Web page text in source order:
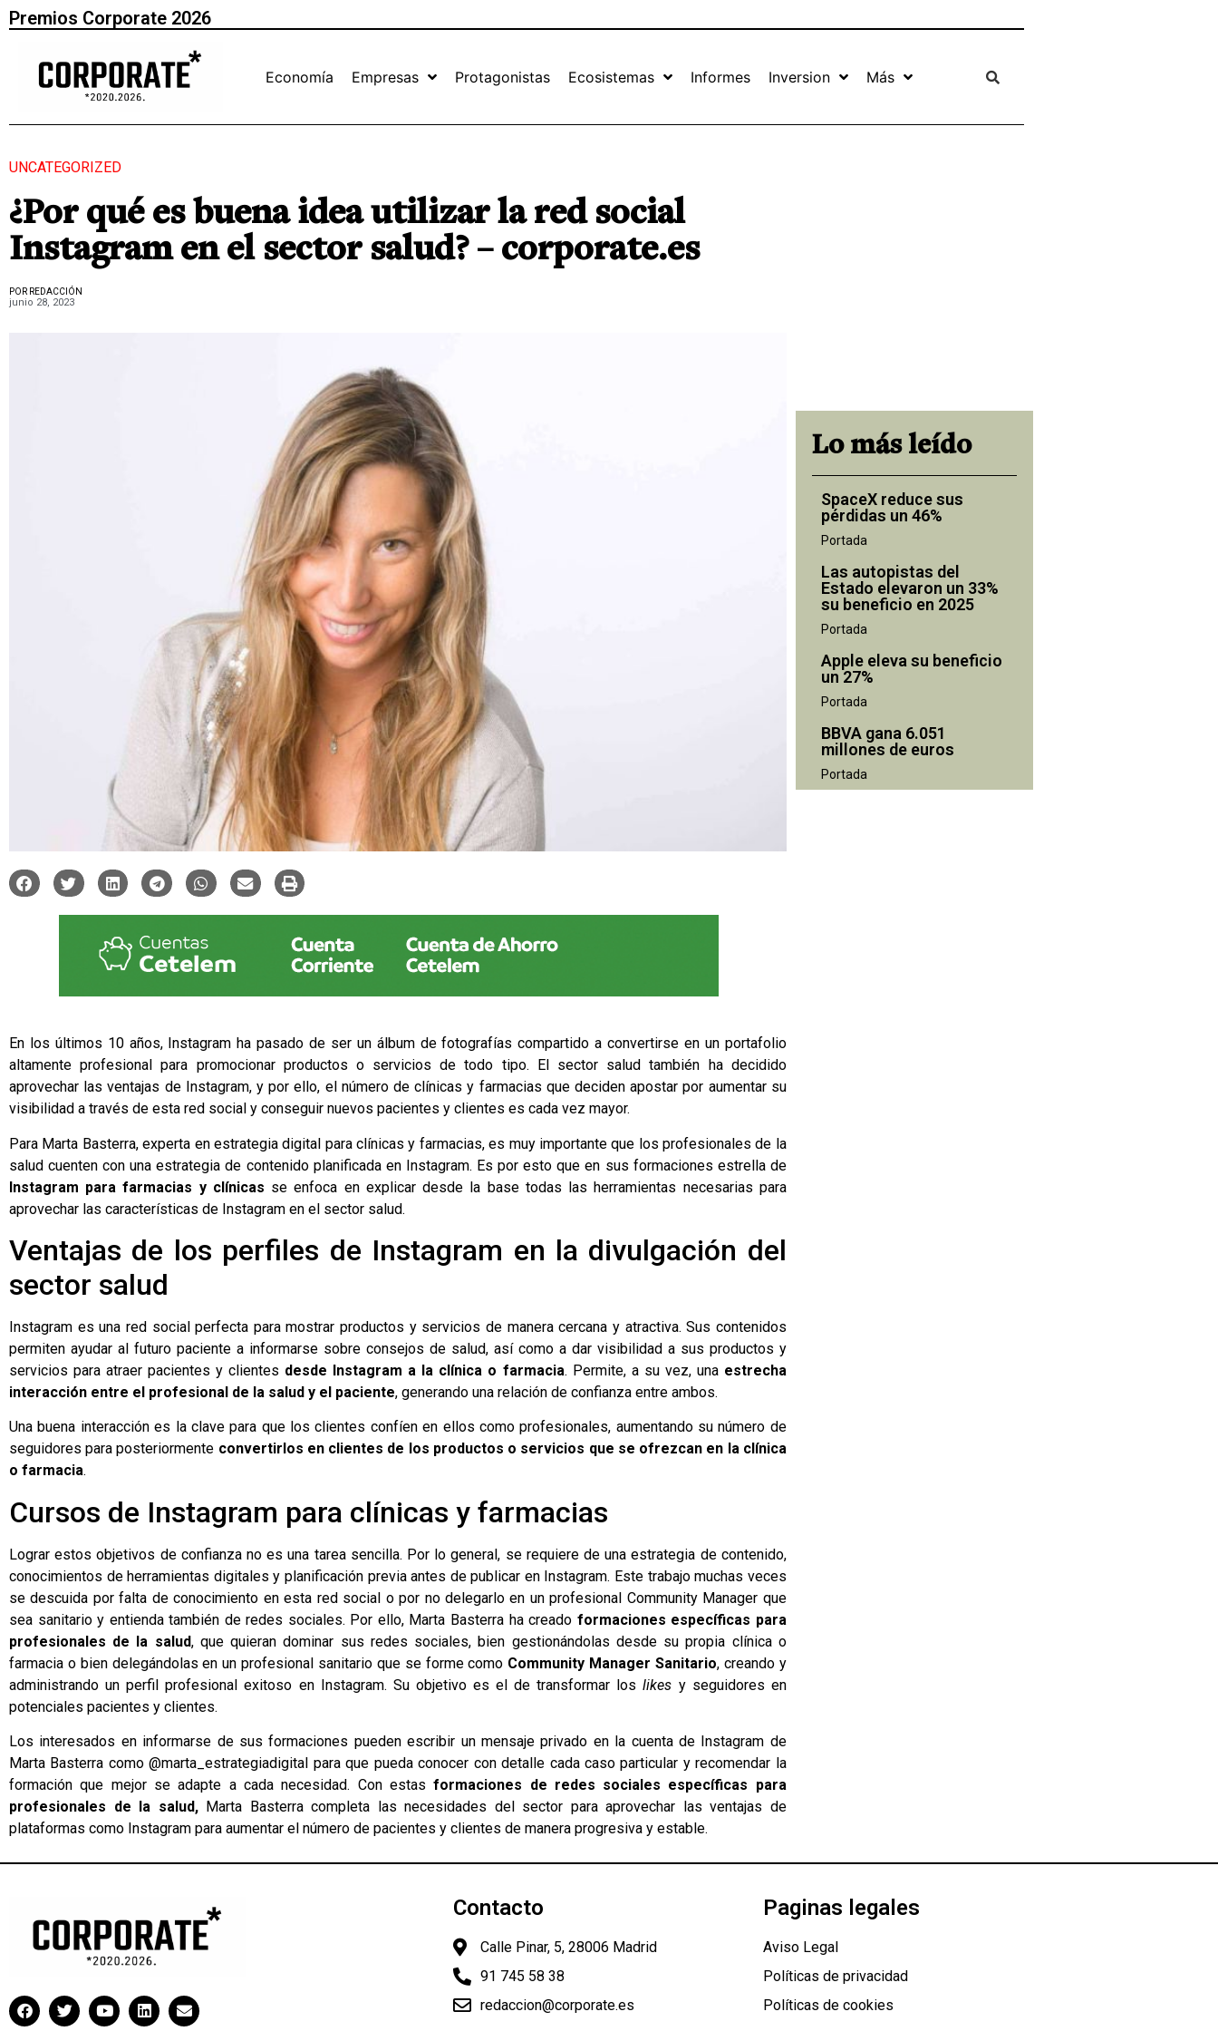
Premios Corporate 2026
Economía Empresas Protagonistas Ecosistemas Informes Inversion Más
UNCATEGORIZED
¿Por qué es buena idea utilizar la red social
Instagram en el sector salud? – corporate.es
POR REDACCIÓN
junio 28, 2023
En los últimos 10 años, Instagram ha pasado de ser un álbum de fotografías compartido a convertirse en un portafolio
altamente profesional para promocionar productos o servicios de todo tipo. El sector salud también ha decidido
aprovechar las ventajas de Instagram, y por ello, el número de clínicas y farmacias que deciden apostar por aumentar su
visibilidad a través de esta red social y conseguir nuevos pacientes y clientes es cada vez mayor.
Para Marta Basterra, experta en estrategia digital para clínicas y farmacias, es muy importante que los profesionales de la
salud cuenten con una estrategia de contenido planificada en Instagram. Es por esto que en sus formaciones estrella de
Instagram para farmacias y clínicas se enfoca en explicar desde la base todas las herramientas necesarias para
aprovechar las características de Instagram en el sector salud.
Ventajas de los perfiles de Instagram en la divulgación del
sector salud
Instagram es una red social perfecta para mostrar productos y servicios de manera cercana y atractiva. Sus contenidos
permiten ayudar al futuro paciente a informarse sobre consejos de salud, así como a dar visibilidad a sus productos y
servicios para atraer pacientes y clientes desde Instagram a la clínica o farmacia. Permite, a su vez, una estrecha
interacción entre el profesional de la salud y el paciente, generando una relación de confianza entre ambos.
Una buena interacción es la clave para que los clientes confíen en ellos como profesionales, aumentando su número de
seguidores para posteriormente convertirlos en clientes de los productos o servicios que se ofrezcan en la clínica
o farmacia.
Cursos de Instagram para clínicas y farmacias
Lograr estos objetivos de confianza no es una tarea sencilla. Por lo general, se requiere de una estrategia de contenido,
conocimientos de herramientas digitales y planificación previa antes de publicar en Instagram. Este trabajo muchas veces
se descuida por falta de conocimiento en esta red social o por no delegarlo en un profesional Community Manager que
sea sanitario y entienda también de redes sociales. Por ello, Marta Basterra ha creado formaciones específicas para
profesionales de la salud, que quieran dominar sus redes sociales, bien gestionándolas desde su propia clínica o
farmacia o bien delegándolas en un profesional sanitario que se forme como Community Manager Sanitario, creando y
administrando un perfil profesional exitoso en Instagram. Su objetivo es el de transformar loslikes y seguidores en
potenciales pacientes y clientes.
Los interesados en informarse de sus formaciones pueden escribir un mensaje privado en la cuenta de Instagram de
Marta Basterra como@marta_estrategiadigital para que pueda conocer con detalle cada caso particular y recomendar la
formación que mejor se adapte a cada necesidad. Con estasformaciones de redes sociales específicas para
profesionales de la salud,Marta Basterra completa las necesidades del sector para aprovechar las ventajas de
plataformas como Instagram para aumentar el número de pacientes y clientes de manera progresiva y estable.
Lo más leído
SpaceX reduce sus
pérdidas un 46%
Portada
Las autopistas del
Estado elevaron un 33%
su beneficio en 2025
Portada
Apple eleva su beneficio
un 27%
Portada
BBVA gana 6.051
millones de euros
Portada
Contacto
Calle Pinar, 5, 28006 Madrid
91 745 58 38
redaccion@corporate.es
Paginas legales
Aviso Legal
Políticas de privacidad
Políticas de cookies